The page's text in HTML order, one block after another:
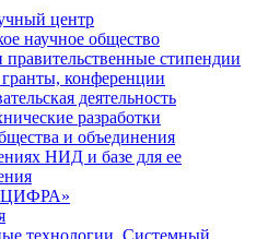
центр
научное общество
стипендии
конференции
деятельность
разработки
и объединения
НИД и базе для ее
технологии. Системный